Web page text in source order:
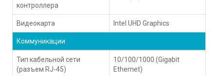
контроллера
Видеокарта Intel UHD Graphics
Коммуникации
Тип кабельной сети
(разъем RJ-45)
10/100/1000 (Gigabit
Ethernet)